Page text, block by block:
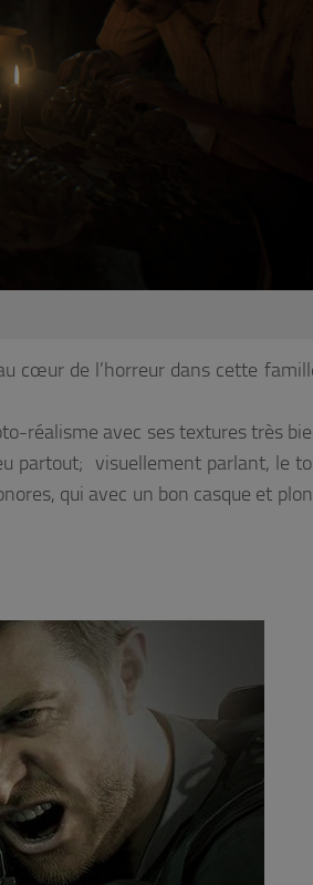
cœur de l’horreur dans cette
réalisme avec ses textures très
partout; visuellement parlant, le
qui avec un bon casque et